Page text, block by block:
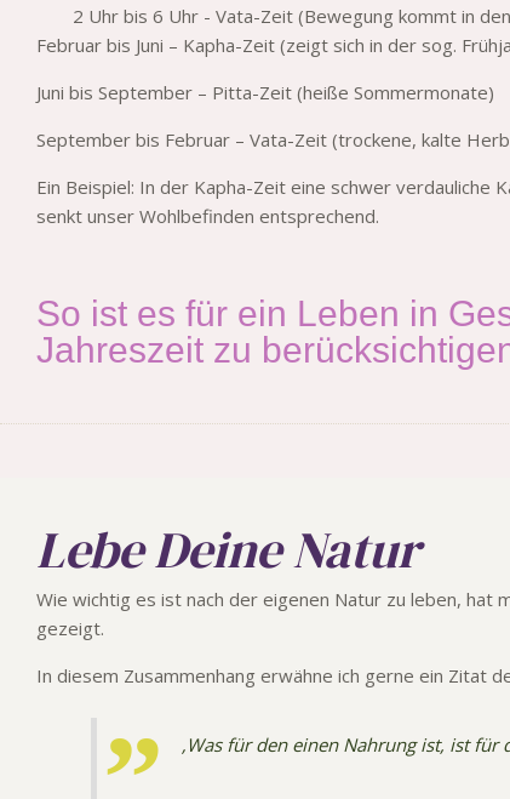
2 Uhr bis 6 Uhr - Vata-Zeit (Bewegung kommt in
Februar bis Juni – Kapha-Zeit (zeigt sich in der sog.
Juni bis September – Pitta-Zeit (heiße Sommermonate)
September bis Februar – Vata-Zeit (trockene, kalte
Ein Beispiel: In der Kapha-Zeit eine schwer verdauliche
senkt unser Wohlbefinden entsprechend.
So ist es für ein Leben in
Jahreszeit zu
Lebe Deine Natur
Wie wichtig es ist nach der eigenen Natur zu leben, hat
gezeigt.
In diesem Zusammenhang erwähne ich gerne ein Zitat
‚Was für den einen Nahrung ist, ist für